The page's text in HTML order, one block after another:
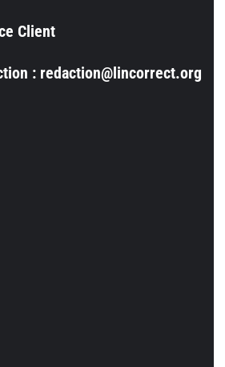
Client
: redaction@lincorrect.org